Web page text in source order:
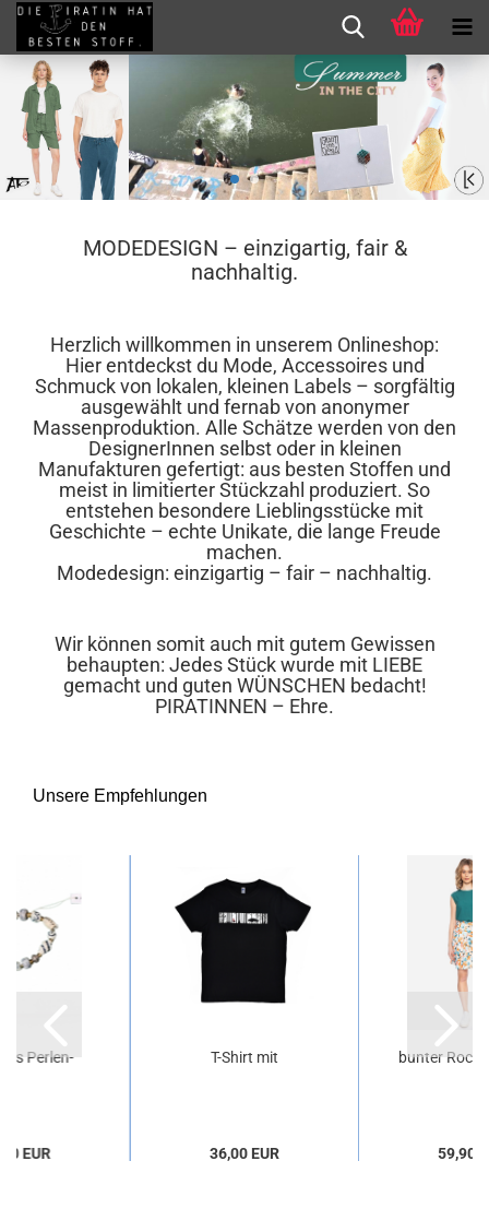
MODEDESIGN – einzigartig, fair &
nachhaltig.
Herzlich willkommen in unserem Onlineshop:
Hier entdeckst du Mode, Accessoires und
Schmuck von lokalen, kleinen Labels – sorgfältig
ausgewählt und fernab von anonymer
Massenproduktion. Alle Schätze werden von den
DesignerInnen selbst oder in kleinen
Manufakturen gefertigt: aus besten Stoffen und
meist in limitierter Stückzahl produziert. So
entstehen besondere Lieblingsstücke mit
Geschichte – echte Unikate, die lange Freude
machen.
Modedesign: einzigartig – fair – nachhaltig.
Wir können somit auch mit gutem Gewissen
behaupten: Jedes Stück wurde mit LIEBE
gemacht und guten WÜNSCHEN bedacht!
PIRATINNEN – Ehre.
Unsere Empfehlungen
Perlen-
EUR
T-Shirt mit
36,00 EUR
bunter Rock
59,90